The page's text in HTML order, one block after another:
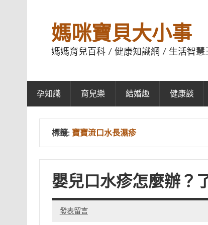
媽咪寶貝大小事
媽媽育兒百科 / 健康知識網 / 生活智慧
孕知識 育兒樂 結婚趣 健康談
標籤: 寶寶流口水長濕疹
嬰兒口水疹怎麼辦？
發表留言